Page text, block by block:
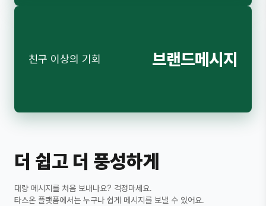
친구 이상의 기회 브랜드메시지
더 쉽고 더 풍성하게
대량 메시지를 처음 보내나요? 걱정마세요.
타스온 플랫폼에서는 누구나 쉽게 메시지를 보낼 수 있어요.